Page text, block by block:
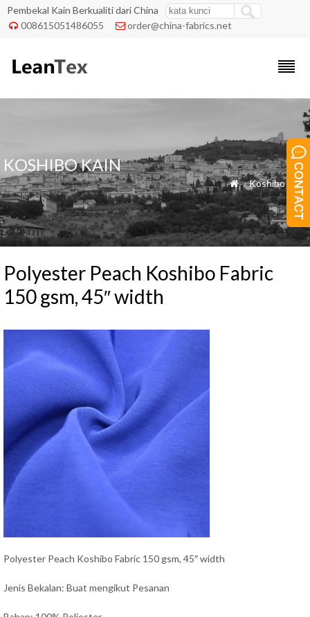
Pembekal Kain Berkualiti dari China
 008615051486055  order@china-fabrics.net
KOSHIBO KAIN
 »Koshibo Kain
Polyester Peach Koshibo Fabric
150 gsm, 45″ width
Polyester Peach Koshibo Fabric 150 gsm, 45″ width
Jenis Bekalan: Buat mengikut Pesanan